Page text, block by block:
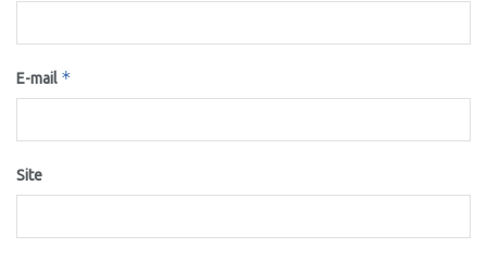
E-mail *
Site